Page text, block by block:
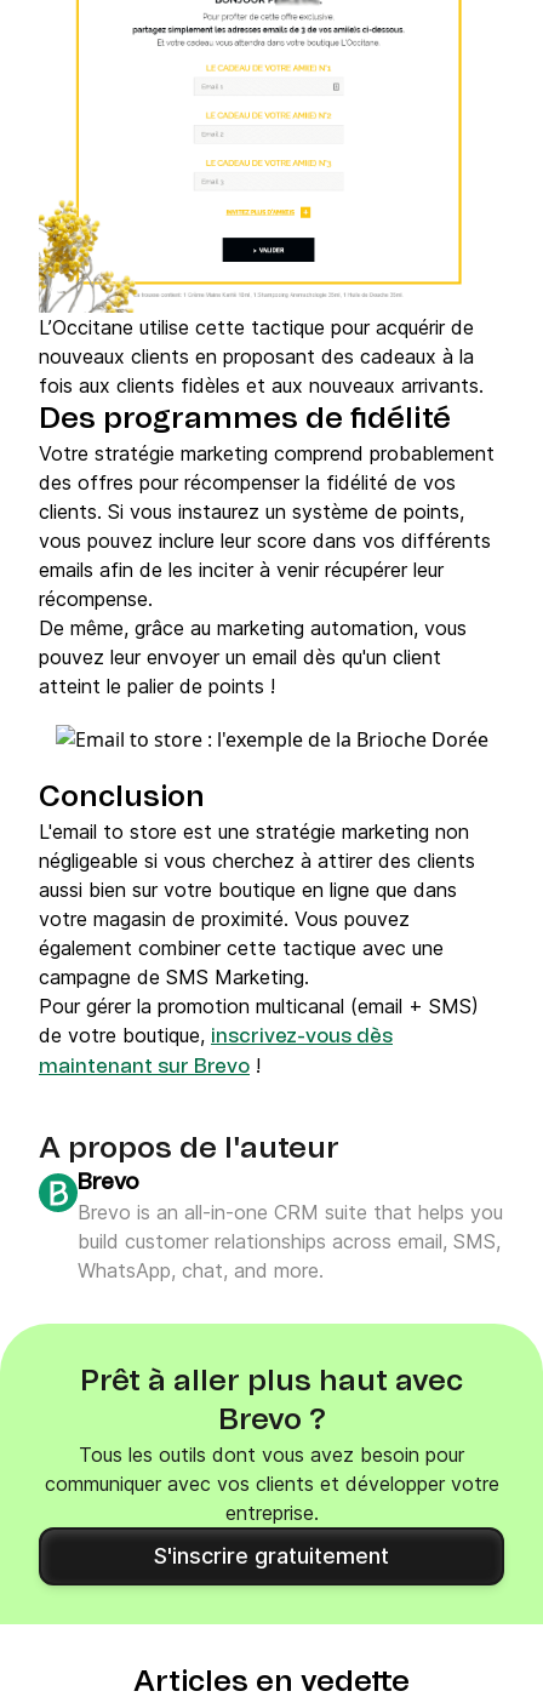
L’Occitane utilise cette tactique pour acquérir de
nouveaux clients en proposant des cadeaux à la
fois aux clients fidèles et aux nouveaux arrivants.
Des programmes de fidélité
Votre stratégie marketing comprend probablement
des offres pour récompenser la fidélité de vos
clients. Si vous instaurez un système de points,
vous pouvez inclure leur score dans vos différents
emails afin de les inciter à venir récupérer leur
récompense.
De même, grâce au marketing automation, vous
pouvez leur envoyer un email dès qu'un client
atteint le palier de points !
Conclusion
L'email to store est une stratégie marketing non
négligeable si vous cherchez à attirer des clients
aussi bien sur votre boutique en ligne que dans
votre magasin de proximité. Vous pouvez
également combiner cette tactique avec une
campagne de SMS Marketing.
Pour gérer la promotion multicanal (email + SMS)
de votre boutique, inscrivez-vous dès
maintenant sur Brevo !
A propos de l'auteur
Brevo
Brevo is an all-in-one CRM suite that helps you
build customer relationships across email, SMS,
WhatsApp, chat, and more.
Prêt à aller plus haut avec
Brevo ?
Tous les outils dont vous avez besoin pour
communiquer avec vos clients et développer votre
entreprise.
S'inscrire gratuitement
Articles en vedette